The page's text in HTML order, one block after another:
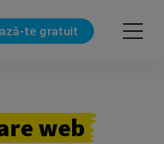
te gratuit
web